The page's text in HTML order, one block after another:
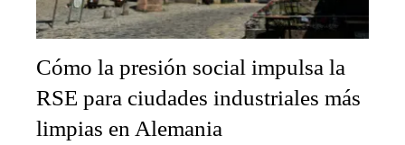
Cómo la presión social impulsa la
RSE para ciudades industriales más
limpias en Alemania